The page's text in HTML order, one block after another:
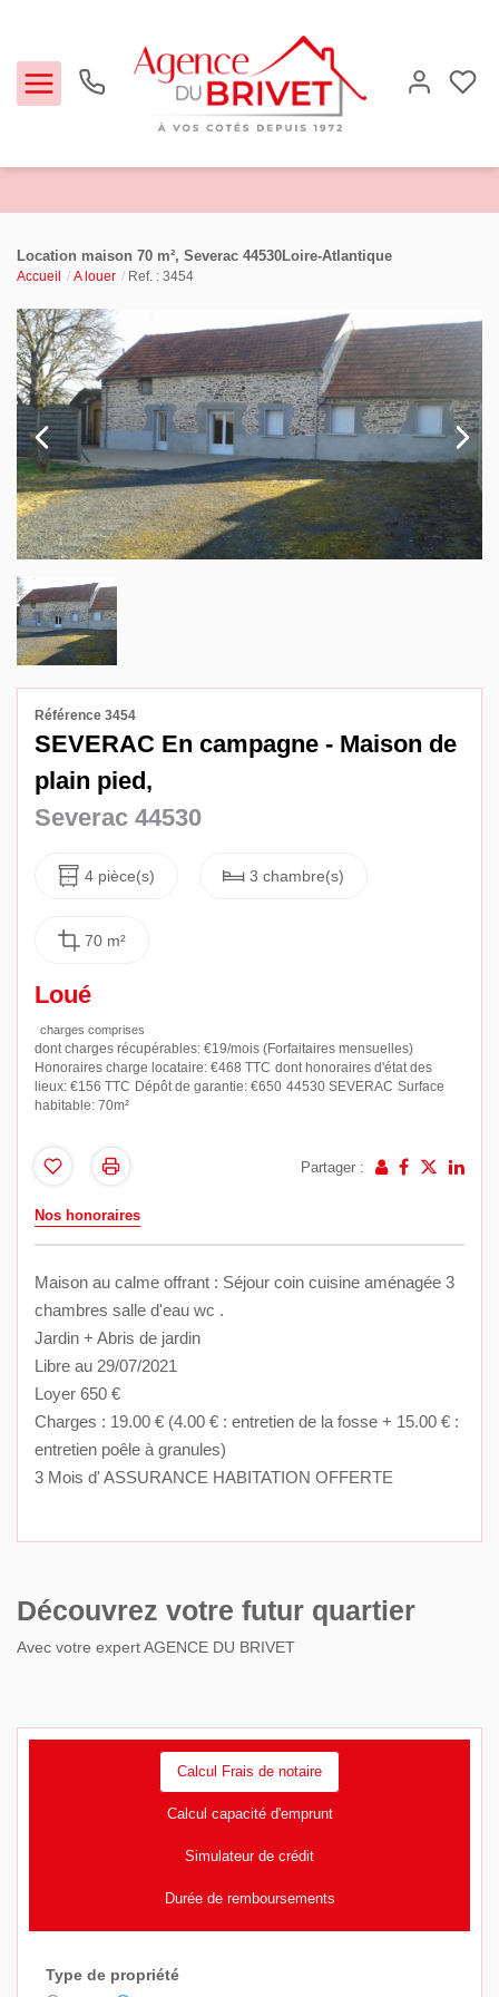
Acheter
Louer
Biens vendus
Notre Agence
Avis
Contact
Location maison 70 m², Severac 44530Loire-Atlantique
Accueil A louer Ref. : 3454
Référence 3454
SEVERAC En campagne - Maison de
plain pied,
Severac 44530
4 pièce(s) 3 chambre(s)
70 m²
Loué
charges comprises
dont charges récupérables: €19/mois (Forfaitaires mensuelles)
Honoraires charge locataire: €468 TTC dont honoraires d'état des
lieux: €156 TTC Dépôt de garantie: €650 44530 SEVERAC Surface
habitable: 70m²
Partager :
Nos honoraires
Maison au calme offrant : Séjour coin cuisine aménagée 3
chambres salle d'eau wc .
Jardin + Abris de jardin
Libre au 29/07/2021
Loyer 650 €
Charges : 19.00 € (4.00 € : entretien de la fosse + 15.00 € :
entretien poêle à granules)
3 Mois d' ASSURANCE HABITATION OFFERTE
Découvrez votre futur quartier
Avec votre expert AGENCE DU BRIVET
Calcul Frais de notaire
Calcul capacité d'emprunt
Simulateur de crédit
Durée de remboursements